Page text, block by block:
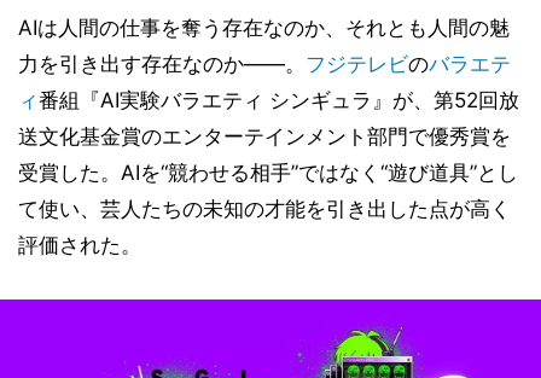
AIは人間の仕事を奪う存在なのか、それとも人間の魅
力を引き出す存在なのか――。 フジテレビのバラエテ
ィ番組『AI実験バラエティ シンギュラ』が、第52回放
送文化基金賞のエンターテインメント部門で優秀賞を
受賞した。AIを“競わせる相手”ではなく“遊び道具”とし
て使い、芸人たちの未知の才能を引き出した点が高く
評価された。